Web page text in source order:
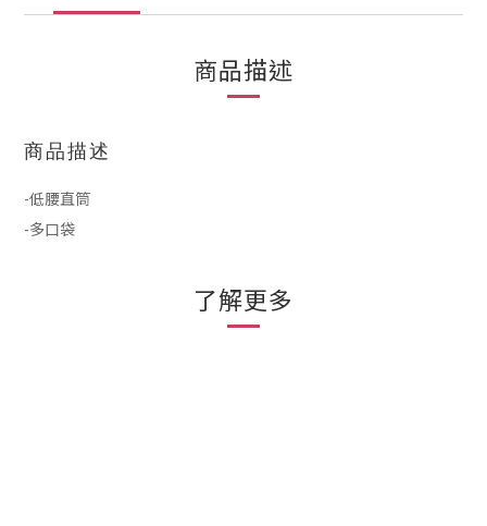
商品描述
商品描述
-低腰直筒
-多口袋
了解更多